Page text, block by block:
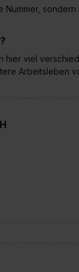
Nummer,
hier viel
Arbeitsleben